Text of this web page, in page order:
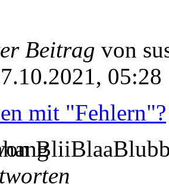
Beitrag von
05:28
mit "Fehlern"?